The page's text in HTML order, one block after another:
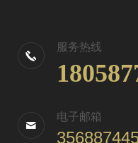
服务热线
电子邮箱